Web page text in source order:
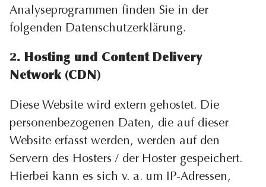
Analyseprogrammen finden Sie in der
folgenden Datenschutzerklärung.
2. Hosting und Content Delivery
Network (CDN)
Diese Website wird extern gehostet. Die
personenbezogenen Daten, die auf dieser
Website erfasst werden, werden auf den
Servern des Hosters / der Hoster gespeichert.
Hierbei kann es sich v. a. um IP-Adressen,